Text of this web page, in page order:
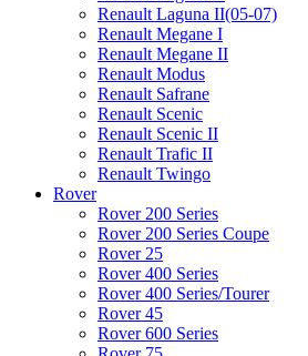
Renault Laguna II(05-07)
Renault Megane I
Renault Megane II
Renault Modus
Renault Safrane
Renault Scenic
Renault Scenic II
Renault Trafic II
Renault Twingo
Rover
Rover 200 Series
Rover 200 Series Coupe
Rover 25
Rover 400 Series
Rover 400 Series/Tourer
Rover 45
Rover 600 Series